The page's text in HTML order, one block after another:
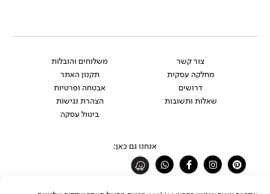
צור קשר
מחלקה עסקית
דרושים
שאלות ותשובות
משלוחים והובלות
תקנון האתר
אבטחה ופרטיות
הצהרת נגישות
ביטול עסקה
אנחנו גם כאן:
Pinterest
Instagram
Facebook-
f
Whatsapp